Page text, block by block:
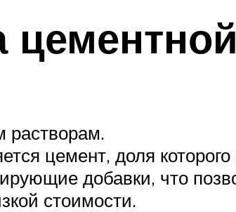
растворам.
цемент, доля которого
добавки, что
стоимости.